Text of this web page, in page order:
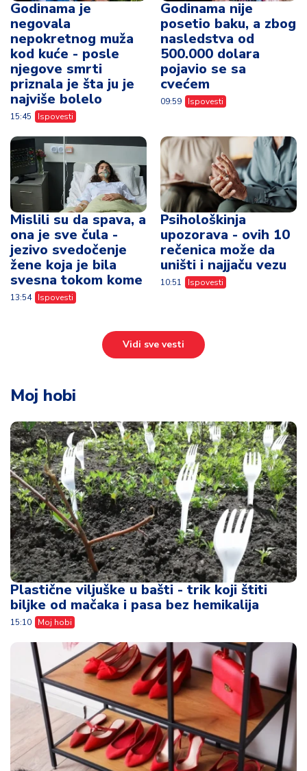
Godinama je
negovala
nepokretnog muža
kod kuće - posle
njegove smrti
priznala je šta ju je
najviše bolelo
15:45 Ispovesti
Godinama nije
posetio baku, a zbog
nasledstva od
500.000 dolara
pojavio se sa
cvećem
09:59 Ispovesti
Mislili su da spava, a
ona je sve čula -
jezivo svedočenje
žene koja je bila
svesna tokom kome
13:54 Ispovesti
Psihološkinja
upozorava - ovih 10
rečenica može da
uništi i najjaču vezu
10:51 Ispovesti
Vidi sve vesti
Moj hobi
Plastične viljuške u bašti - trik koji štiti
biljke od mačaka i pasa bez hemikalija
15:10 Moj hobi